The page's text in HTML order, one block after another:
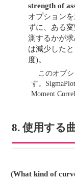
strength of
オプション
ずに、ある
測するかが
は減少した
度)。
このオプ
す。
Moment
8. 使用する
(What kind of